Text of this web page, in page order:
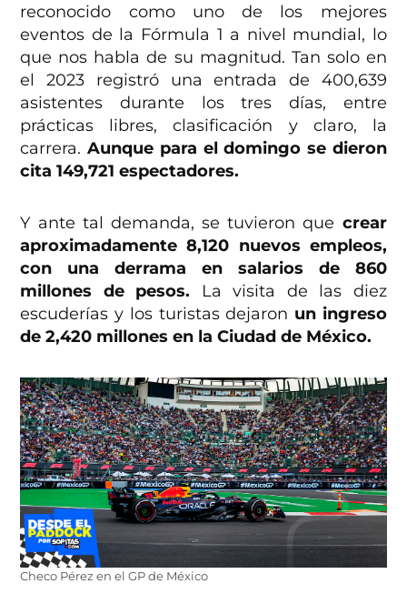
reconocido como uno de los mejores
eventos de la Fórmula 1 a nivel mundial, lo
que nos habla de su magnitud. Tan solo en
el 2023 registró una entrada de 400,639
asistentes durante los tres días, entre
prácticas libres, clasificación y claro, la
carrera. Aunque para el domingo se dieron
cita 149,721 espectadores.
Y ante tal demanda, se tuvieron que crear
aproximadamente 8,120 nuevos empleos,
con una derrama en salarios de 860
millones de pesos. La visita de las diez
escuderías y los turistas dejaron un ingreso
de 2,420 millones en la Ciudad de México.
Checo Pérez en el GP de México